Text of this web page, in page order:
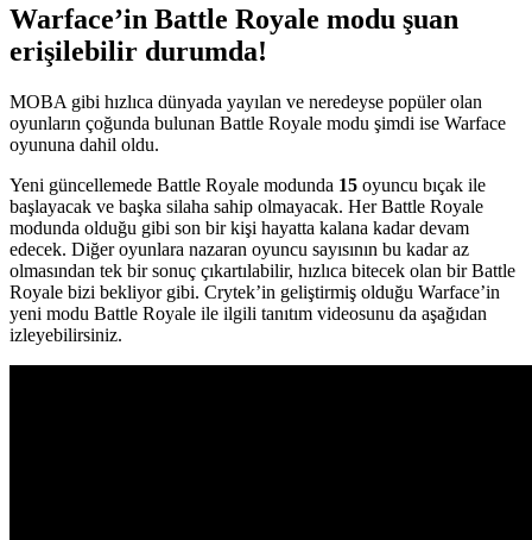
Warface’in Battle Royale modu şuan
erişilebilir durumda!
MOBA gibi hızlıca dünyada yayılan ve neredeyse popüler olan
oyunların çoğunda bulunan Battle Royale modu şimdi ise Warface
oyununa dahil oldu.
Yeni güncellemede Battle Royale modunda 15 oyuncu bıçak ile
başlayacak ve başka silaha sahip olmayacak. Her Battle Royale
modunda olduğu gibi son bir kişi hayatta kalana kadar devam
edecek. Diğer oyunlara nazaran oyuncu sayısının bu kadar az
olmasından tek bir sonuç çıkartılabilir, hızlıca bitecek olan bir Battle
Royale bizi bekliyor gibi. Crytek’in geliştirmiş olduğu Warface’in
yeni modu Battle Royale ile ilgili tanıtım videosunu da aşağıdan
izleyebilirsiniz.